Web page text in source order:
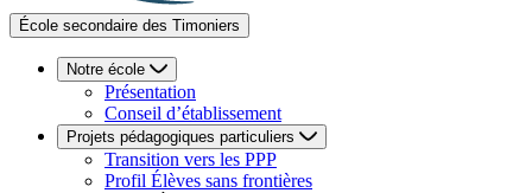
École secondaire des Timoniers
Notre école
Présentation
Conseil d’établissement
Projets pédagogiques particuliers
Transition vers les PPP
Profil Élèves sans frontières